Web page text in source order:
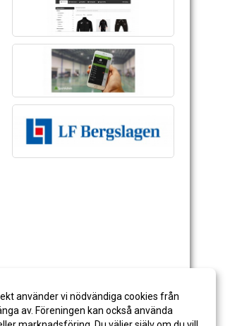
använder vi nödvändiga cookies från
av. Föreningen kan också använda